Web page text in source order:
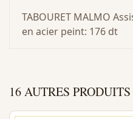
TABOURET MALMO
en acier peint: 176 dt
16 AUTRES